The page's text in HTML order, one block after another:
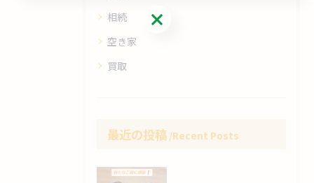
相続
空き家
買取
最近の投稿 Recent Posts
お問い合わせはこちら